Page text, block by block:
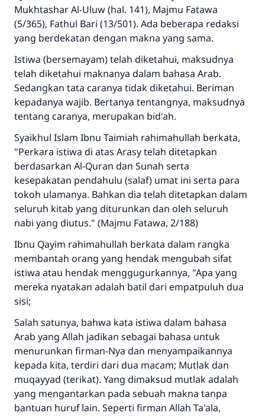
Mukhtashar Al-Uluw (hal. 141), Majmu Fatawa
(5/365), Fathul Bari (13/501). Ada beberapa redaksi
yang berdekatan dengan makna yang sama.
Istiwa (bersemayam) telah diketahui, maksudnya
telah diketahui maknanya dalam bahasa Arab.
Sedangkan tata caranya tidak diketahui. Beriman
kepadanya wajib. Bertanya tentangnya, maksudnya
tentang caranya, merupakan bid'ah.
Syaikhul Islam Ibnu Taimiah rahimahullah berkata,
"Perkara istiwa di atas Arasy telah ditetapkan
berdasarkan Al-Quran dan Sunah serta
kesepakatan pendahulu (salaf) umat ini serta para
tokoh ulamanya. Bahkan dia telah ditetapkan dalam
seluruh kitab yang diturunkan dan oleh seluruh
nabi yang diutus." (Majmu Fatawa, 2/188)
Ibnu Qayim rahimahullah berkata dalam rangka
membantah orang yang hendak mengubah sifat
istiwa atau hendak menggugurkannya, "Apa yang
mereka nyatakan adalah batil dari empatpuluh dua
sisi;
Salah satunya, bahwa kata istiwa dalam bahasa
Arab yang Allah jadikan sebagai bahasa untuk
menurunkan firman-Nya dan menyampaikannya
kepada kita, terdiri dari dua macam; Mutlak dan
muqayyad (terikat). Yang dimaksud mutlak adalah
yang mengantarkan pada sebuah makna tanpa
bantuan huruf lain. Seperti firman Allah Ta'ala,